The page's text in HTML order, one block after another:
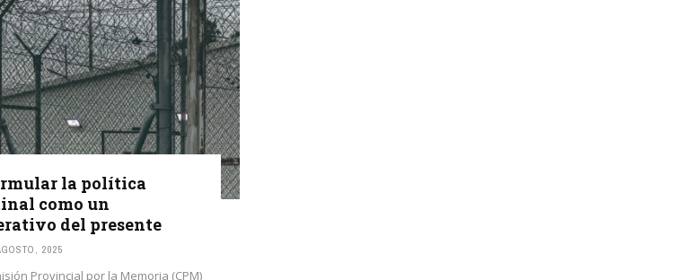
la política
como un
del presente
2025
Provincial por la Memoria (CPM)